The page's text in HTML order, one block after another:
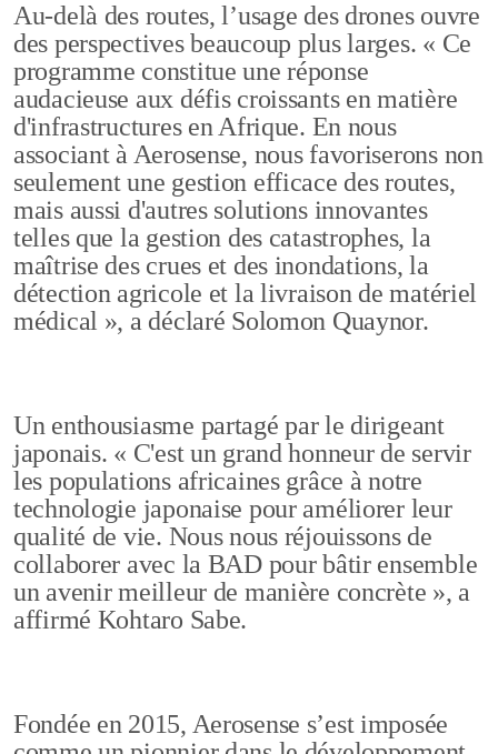
Au-delà des routes, l’usage des drones ouvre
des perspectives beaucoup plus larges. « Ce
programme constitue une réponse
audacieuse aux défis croissants en matière
d'infrastructures en Afrique. En nous
associant à Aerosense, nous favoriserons non
seulement une gestion efficace des routes,
mais aussi d'autres solutions innovantes
telles que la gestion des catastrophes, la
maîtrise des crues et des inondations, la
détection agricole et la livraison de matériel
médical », a déclaré Solomon Quaynor.
Un enthousiasme partagé par le dirigeant
japonais. « C'est un grand honneur de servir
les populations africaines grâce à notre
technologie japonaise pour améliorer leur
qualité de vie. Nous nous réjouissons de
collaborer avec la BAD pour bâtir ensemble
un avenir meilleur de manière concrète », a
affirmé Kohtaro Sabe.
Fondée en 2015, Aerosense s’est imposée